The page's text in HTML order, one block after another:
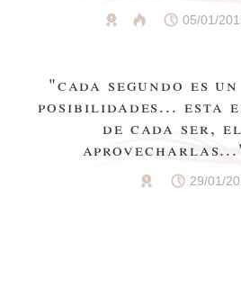
05/01/
"cada segundo es
posibilidades... esta
de cada ser,
29/01/